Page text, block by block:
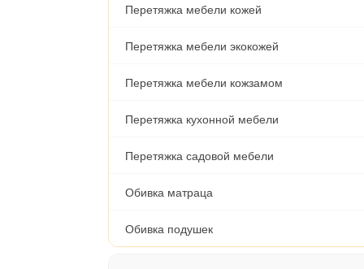
Перетяжка мебели кожей
Перетяжка мебели экокожей
Перетяжка мебели кожзамом
Перетяжка кухонной мебели
Перетяжка садовой мебели
Обивка матраца
Обивка подушек